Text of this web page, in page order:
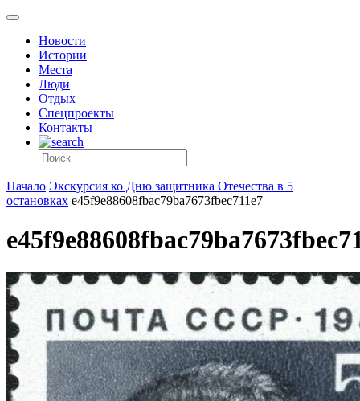
Новости
Истории
Места
Люди
Отдых
Спецпроекты
Контакты
Начало Экскурсия ко Дню защитника Отечества в 5
остановках e45f9e88608fbac79ba7673fbec711e7